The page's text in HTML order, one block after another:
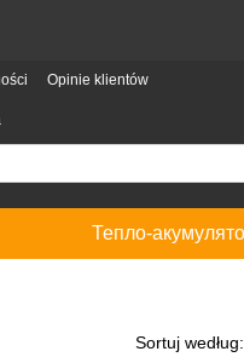
Opinie klientów
Тепло-
Sortuj według: